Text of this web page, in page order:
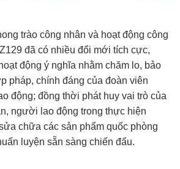
trào công nhân và hoạt động công
đã có nhiều đổi mới tích cực,
động ý nghĩa nhằm chăm lo, bảo
pháp, chính đáng của đoàn viên
động; đồng thời phát huy vai trò của
người lao động trong thực hiện
chữa các sản phẩm quốc phòng
luyện sẵn sàng chiến đấu.